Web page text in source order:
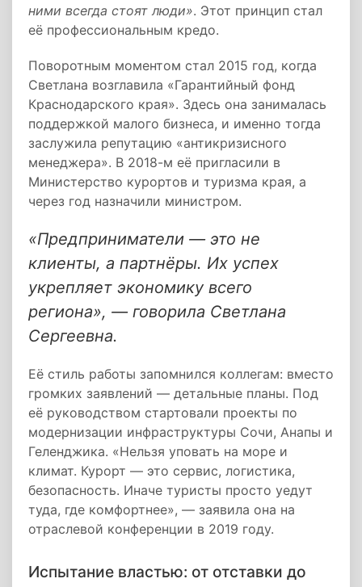
ними всегда стоят люди». Этот принцип стал
её профессиональным кредо.
Поворотным моментом стал 2015 год, когда
Светлана возглавила «Гарантийный фонд
Краснодарского края». Здесь она занималась
поддержкой малого бизнеса, и именно тогда
заслужила репутацию «антикризисного
менеджера». В 2018-м её пригласили в
Министерство курортов и туризма края, а
через год назначили министром.
«Предприниматели — это не
клиенты, а партнёры. Их успех
укрепляет экономику всего
региона», — говорила Светлана
Сергеевна.
Её стиль работы запомнился коллегам: вместо
громких заявлений — детальные планы. Под
её руководством стартовали проекты по
модернизации инфраструктуры Сочи, Анапы и
Геленджика. «Нельзя уповать на море и
климат. Курорт — это сервис, логистика,
безопасность. Иначе туристы просто уедут
туда, где комфортнее», — заявила она на
отраслевой конференции в 2019 году.
Испытание властью: от отставки до